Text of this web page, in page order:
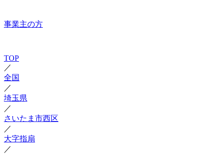
事業主の方
TOP
／
全国
／
埼玉県
／
さいたま市西区
／
大字指扇
／